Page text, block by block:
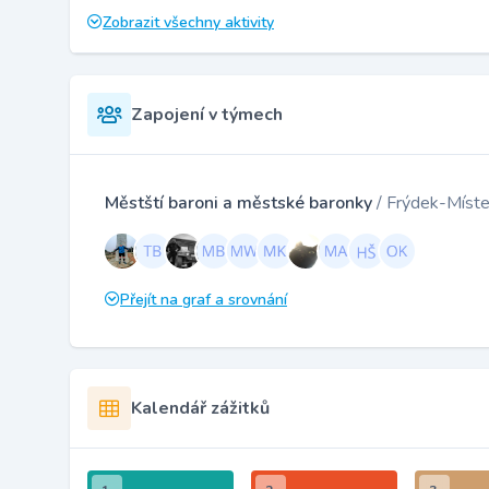
Zobrazit všechny aktivity
Zapojení v týmech
Městští baroni a městské baronky/ Frýdek-
Přejít na graf a srovnání
Kalendář zážitků